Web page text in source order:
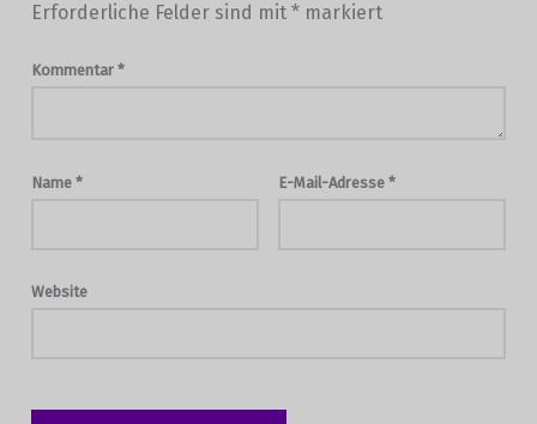
Erforderliche Felder sind mit *markiert
Kommentar *
Name * E-Mail-Adresse *
Website